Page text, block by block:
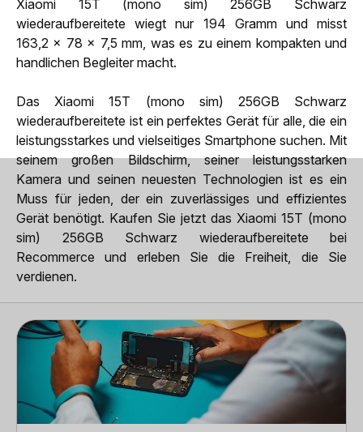
Xiaomi 15T (mono sim) 256GB Schwarz
wiederaufbereitete wiegt nur 194 Gramm und misst
163,2 x 78 x 7,5 mm, was es zu einem kompakten und
handlichen Begleiter macht.
Das Xiaomi 15T (mono sim) 256GB Schwarz
wiederaufbereitete ist ein perfektes Gerät für alle, die ein
leistungsstarkes und vielseitiges Smartphone suchen. Mit
seinem großen Bildschirm, seiner leistungsstarken
Kamera und seinen neuesten Technologien ist es ein
Muss für jeden, der ein zuverlässiges und effizientes
Gerät benötigt. Kaufen Sie jetzt das Xiaomi 15T (mono
sim) 256GB Schwarz wiederaufbereitete bei
Recommerce und erleben Sie die Freiheit, die Sie
verdienen.